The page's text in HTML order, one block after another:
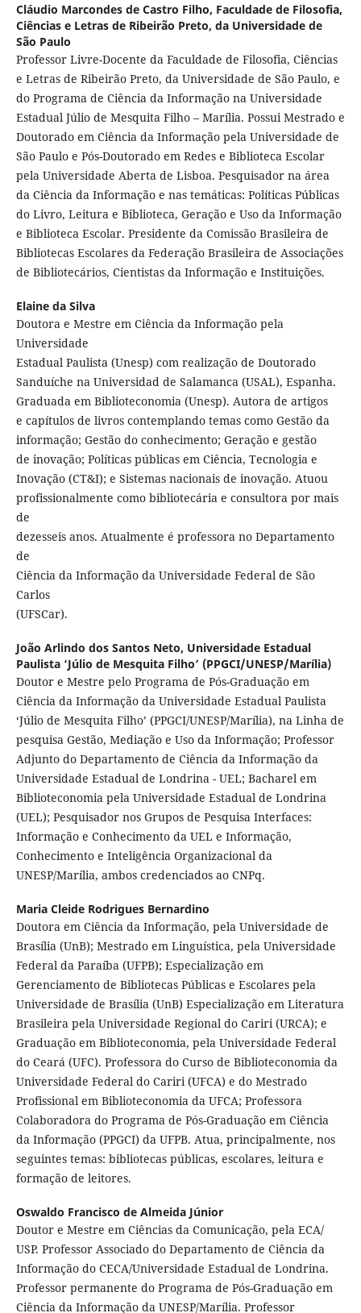
Cláudio Marcondes de Castro Filho, Faculdade de Filosofia,
Ciências e Letras de Ribeirão Preto, da Universidade de
São Paulo
Professor Livre-Docente da Faculdade de Filosofia, Ciências
e Letras de Ribeirão Preto, da Universidade de São Paulo, e
do Programa de Ciência da Informação na Universidade
Estadual Júlio de Mesquita Filho – Marília. Possui Mestrado e
Doutorado em Ciência da Informação pela Universidade de
São Paulo e Pós-Doutorado em Redes e Biblioteca Escolar
pela Universidade Aberta de Lisboa. Pesquisador na área
da Ciência da Informação e nas temáticas: Políticas Públicas
do Livro, Leitura e Biblioteca, Geração e Uso da Informação
e Biblioteca Escolar. Presidente da Comissão Brasileira de
Bibliotecas Escolares da Federação Brasileira de Associações
de Bibliotecários, Cientistas da Informação e Instituições.
Elaine da Silva
Doutora e Mestre em Ciência da Informação pela
Universidade
Estadual Paulista (Unesp) com realização de Doutorado
Sanduíche na Universidad de Salamanca (USAL), Espanha.
Graduada em Biblioteconomia (Unesp). Autora de artigos
e capítulos de livros contemplando temas como Gestão da
informação; Gestão do conhecimento; Geração e gestão
de inovação; Políticas públicas em Ciência, Tecnologia e
Inovação (CT&I); e Sistemas nacionais de inovação. Atuou
profissionalmente como bibliotecária e consultora por mais
de
dezesseis anos. Atualmente é professora no Departamento
de
Ciência da Informação da Universidade Federal de São
Carlos
(UFSCar).
João Arlindo dos Santos Neto, Universidade Estadual
Paulista ‘Júlio de Mesquita Filho’ (PPGCI/UNESP/Marília)
Doutor e Mestre pelo Programa de Pós-Graduação em
Ciência da Informação da Universidade Estadual Paulista
‘Júlio de Mesquita Filho’ (PPGCI/UNESP/Marília), na Linha de
pesquisa Gestão, Mediação e Uso da Informação; Professor
Adjunto do Departamento de Ciência da Informação da
Universidade Estadual de Londrina - UEL; Bacharel em
Biblioteconomia pela Universidade Estadual de Londrina
(UEL); Pesquisador nos Grupos de Pesquisa Interfaces:
Informação e Conhecimento da UEL e Informação,
Conhecimento e Inteligência Organizacional da
UNESP/Marília, ambos credenciados ao CNPq.
Maria Cleide Rodrigues Bernardino
Doutora em Ciência da Informação, pela Universidade de
Brasília (UnB); Mestrado em Linguística, pela Universidade
Federal da Paraíba (UFPB); Especialização em
Gerenciamento de Bibliotecas Públicas e Escolares pela
Universidade de Brasília (UnB) Especialização em Literatura
Brasileira pela Universidade Regional do Cariri (URCA); e
Graduação em Biblioteconomia, pela Universidade Federal
do Ceará (UFC). Professora do Curso de Biblioteconomia da
Universidade Federal do Cariri (UFCA) e do Mestrado
Profissional em Biblioteconomia da UFCA; Professora
Colaboradora do Programa de Pós-Graduação em Ciência
da Informação (PPGCI) da UFPB. Atua, principalmente, nos
seguintes temas: bibliotecas públicas, escolares, leitura e
formação de leitores.
Oswaldo Francisco de Almeida Júnior
Doutor e Mestre em Ciências da Comunicação, pela ECA/
USP. Professor Associado do Departamento de Ciência da
Informação do CECA/Universidade Estadual de Londrina.
Professor permanente do Programa de Pós-Graduação em
Ciência da Informação da UNESP/Marília. Professor